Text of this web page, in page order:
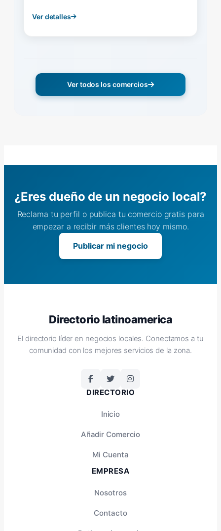
Ver detalles
Ver todos los comercios
¿Eres dueño de un negocio local?
Reclama tu perfil o publica tu comercio gratis para
empezar a recibir más clientes hoy mismo.
Publicar mi negocio
Directorio latinoamerica
El directorio líder en negocios locales. Conectamos a tu
comunidad con los mejores servicios de la zona.
DIRECTORIO
Inicio
Añadir Comercio
Mi Cuenta
EMPRESA
Nosotros
Contacto